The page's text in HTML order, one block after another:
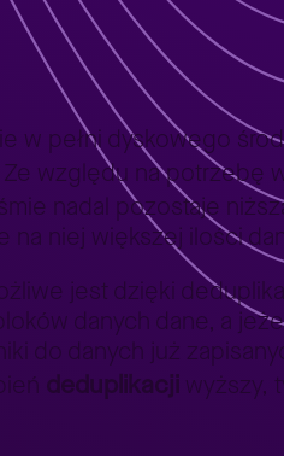
w pełni dyskowego
Ze względu na potrzebę
nadal pozostaje
niej większej ilości
jest dzięki
danych dane, a
do danych już
deduplikacji wyższy,